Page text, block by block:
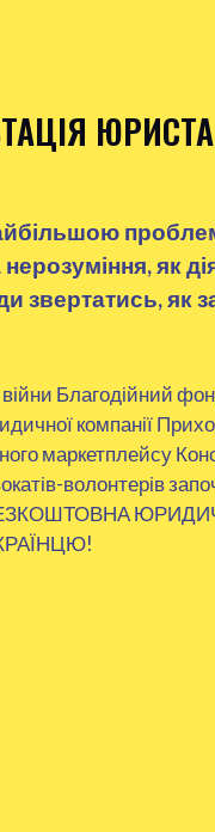
нерозуміння, як
звертатись, як
Благодійний
компанії
маркетплейсу
волонтерів
БЕЗКОШТОВНА